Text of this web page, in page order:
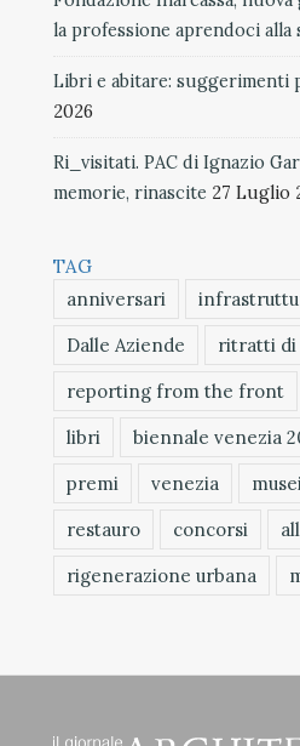
la professione aprendoci alla
Libri e abitare: suggerimenti
2026
Ri_visitati. PAC di Ignazio
memorie, rinascite 27 Luglio
TAG
anniversari
Dalle Aziende
ritratti di
reporting from the front
libri
biennale venezia
premi
venezia musei
restauro
concorsi
rigenerazione urbana